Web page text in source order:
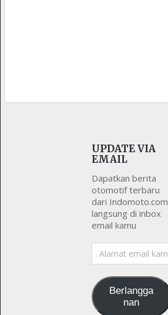
UPDATE VIA
EMAIL
Dapatkan berita
otomotif terbaru
dari Indomoto.com
langsung di inbox
email kamu
Alamat
email
Berlangga
nan